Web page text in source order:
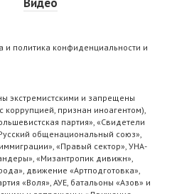
и политика конфиденциальности и
экстремистскими и запрещены
признан иноагентом),
партия», «Свидетели
общенациональный союз»,
«Правый сектор», УНА-
«Мизантропик дивижн»,
движение «Артподготовка»,
«Воля», АУЕ, батальоны «Азов» и